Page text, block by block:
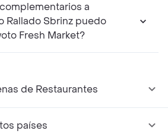
a
Rallado Sbrinz puedo
Fresh Market?
de Restaurantes
países